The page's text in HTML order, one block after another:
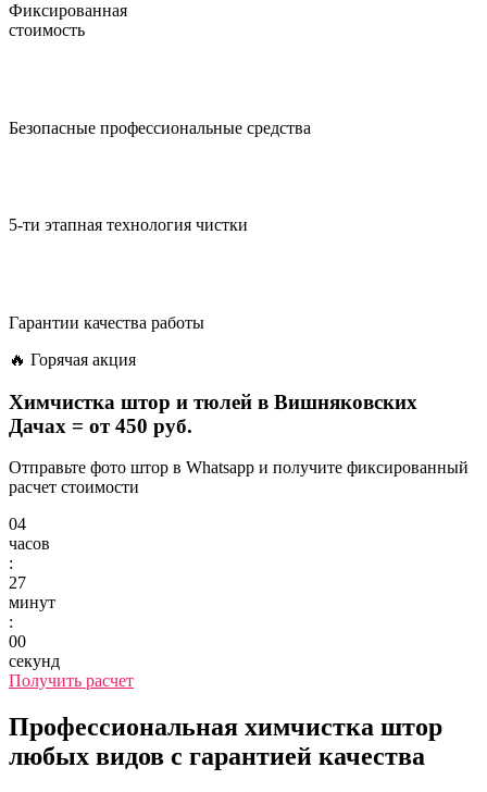
Фиксированная
стоимость
Безопасные профессиональные средства
5-ти этапная технология чистки
Гарантии качества работы
🔥 Горячая акция
Химчистка штор и тюлей в Вишняковских
Дачах = от 450 руб.
Отправьте фото штор в Whatsapp и получите фиксированный
расчет стоимости
04
часов
:
27
минут
:
00
секунд
Получить расчет
Профессиональная химчистка штор
любых видов с гарантией качества